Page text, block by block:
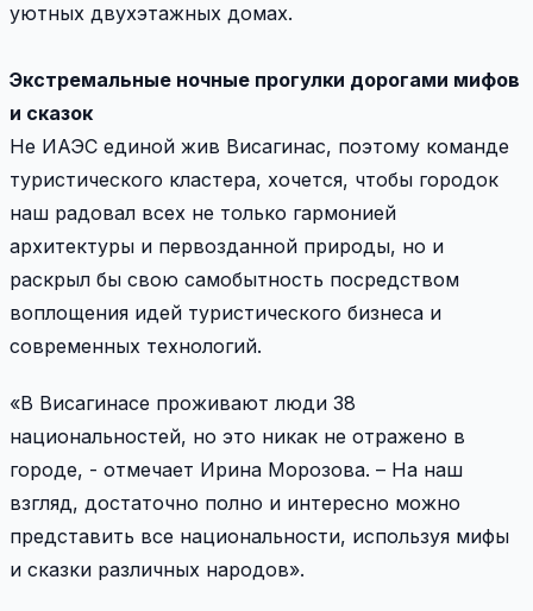
уютных двухэтажных домах.
Экстремальные ночные прогулки дорогами мифов
и сказок
Не ИАЭС единой жив Висагинас, поэтому команде
туристического кластера, хочется, чтобы городок
наш радовал всех не только гармонией
архитектуры и первозданной природы, но и
раскрыл бы свою самобытность посредством
воплощения идей туристического бизнеса и
современных технологий.
«В Висагинасе проживают люди 38
национальностей, но это никак не отражено в
городе, - отмечает Ирина Морозова. – На наш
взгляд, достаточно полно и интересно можно
представить все национальности, используя мифы
и сказки различных народов».